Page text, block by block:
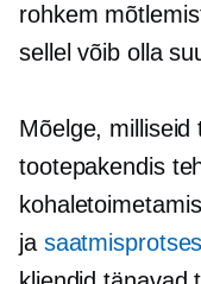
rohkem
sellel võib olla
Mõelge,
tootepakendis
ja